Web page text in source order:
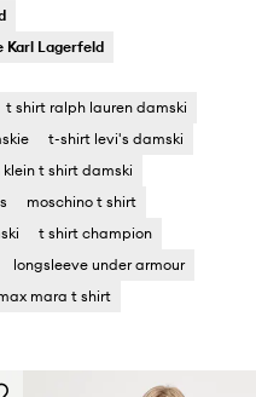
Karl Lagerfeld
t shirt ralph lauren damski
t-shirt levi's damski
t shirt damski
moschino t shirt
t shirt champion
longsleeve under armour
mara t shirt